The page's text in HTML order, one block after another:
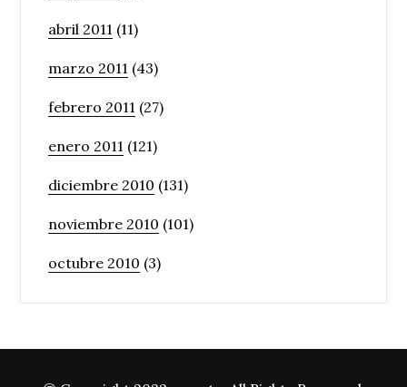
abril 2011 (11)
marzo 2011 (43)
febrero 2011 (27)
enero 2011 (121)
diciembre 2010 (131)
noviembre 2010 (101)
octubre 2010 (3)